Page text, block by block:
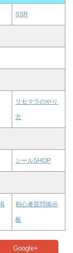
SSR
リセマラのやり
方
シールSHOP
初心者質問掲示
板
Google+